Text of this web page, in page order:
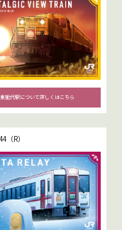
東能代駅について詳しくはこちら
（R）